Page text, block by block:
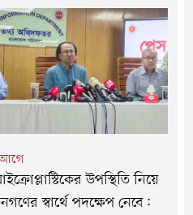
উপস্থিতি নিয়ে
স্বার্থে পদক্ষেপ নেবে: